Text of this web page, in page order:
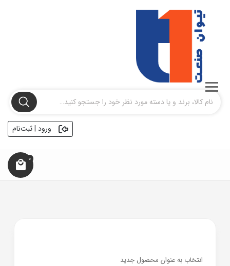
ورود | ثبت‌نام
0
انتخاب به عنوان محصول جدید